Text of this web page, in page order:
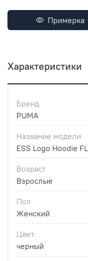
Примерка
Характеристики
Бренд
PUMA
Название модели
ESS Logo Hoodie FL
Возраст
Взрослые
Пол
Женский
Цвет
черный